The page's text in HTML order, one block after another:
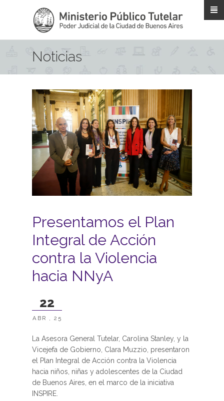
Noticias
Presentamos el Plan
Integral de Acción
contra la Violencia
hacia NNyA
22
ABR , 25
La Asesora General Tutelar, Carolina Stanley, y la
Vicejefa de Gobierno, Clara Muzzio, presentaron
el Plan Integral de Acción contra la Violencia
hacia niños, niñas y adolescentes de la Ciudad
de Buenos Aires, en el marco de la iniciativa
INSPIRE.